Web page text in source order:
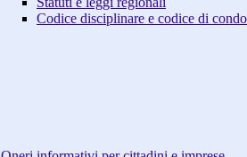
Codice disciplinare e codice di